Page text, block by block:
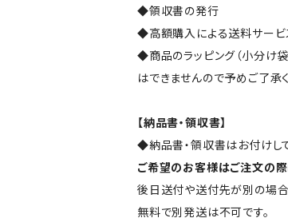
◆領収書の発行
◆高額購入による送料サービ
◆商品のラッピング（小分け袋
はできませんので予めご了承
【納品書・領収書】
◆納品書・領収書はお付けして
ご希望のお客様はご注文の際
後日送付や送付先が別の場
無料で別発送は不可です。